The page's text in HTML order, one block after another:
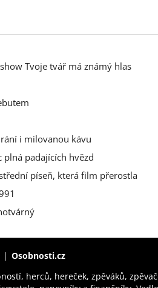
Tvoje tvář má známý hlas
i milovanou kávu
padajících hvězd
píseň, která film přerostla
Osobnosti.cz
herců, hereček, zpěváků,